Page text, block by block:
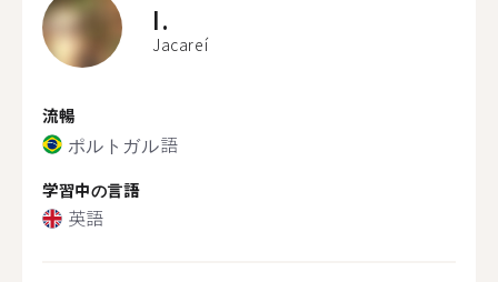
I.
Jacareí
流暢
ポルトガル語
学習中の言語
英語